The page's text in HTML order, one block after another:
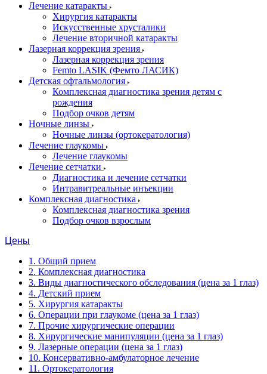
Лечение катаракты
Хирургия катаракты
Искусственные хрусталики
Лечение вторичной катаракты
Лазерная коррекция зрения
Лазерная коррекция зрения
Femto LASIK (Фемто ЛАСИК)
Детская офтальмология
Комплексная диагностика зрения детям c
рождения
Подбор очков детям
Ночные линзы
Ночные линзы (ортокератология)
Лечение глаукомы
Лечение глаукомы
Лечение сетчатки
Диагностика и лечение сетчатки
Интравитреальные инъекции
Комплексная диагностика
Комплексная диагностика зрения
Подбор очков взрослым
Цены
1. Общий прием
2. Комплексная диагностика
3. Виды диагностического обследования (цена за 1 глаз)
4. Детский прием
5. Хирургия катаракты
6. Операции при глаукоме (цена за 1 глаз)
7. Прочие хирургические операции
8. Хирургические манипуляции (цена за 1 глаз)
9. Лазерные операции (цена за 1 глаз)
10. Консервативно-амбулаторное лечение
11. Ортокератология